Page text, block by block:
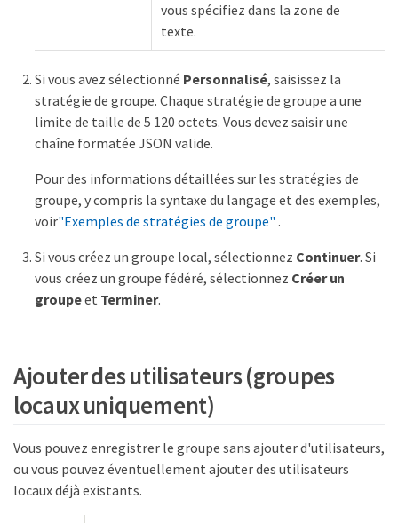
vous spécifiez dans la zone de
texte.
Si vous avez sélectionné Personnalisé, saisissez la
stratégie de groupe. Chaque stratégie de groupe a une
limite de taille de 5 120 octets. Vous devez saisir une
chaîne formatée JSON valide.
Pour des informations détaillées sur les stratégies de
groupe, y compris la syntaxe du langage et des exemples,
voir"Exemples de stratégies de groupe" .
Si vous créez un groupe local, sélectionnez Continuer. Si
vous créez un groupe fédéré, sélectionnez Créer un
groupeet Terminer.
Ajouter des utilisateurs (groupes
locaux uniquement)
Vous pouvez enregistrer le groupe sans ajouter d'utilisateurs,
ou vous pouvez éventuellement ajouter des utilisateurs
locaux déjà existants.